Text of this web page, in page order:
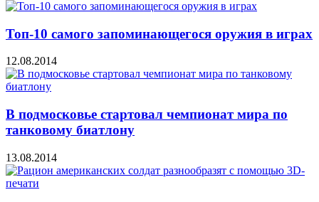
Топ-10 самого запоминающегося оружия в играх
12.08.2014
В подмосковье стартовал чемпионат мира по
танковому биатлону
13.08.2014